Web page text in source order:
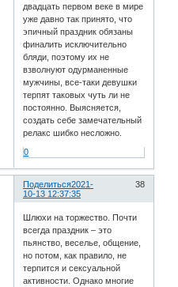
двадцать первом веке в мире
уже давно так принято, что
эпичный праздник обязаны
финалить исключительно
бляди, поэтому их не
взволнуют одурманенные
мужчины, все-таки девушки
терпят таковых чуть ли не
постоянно. Выясняется,
создать себе замечательный
релакс шибко несложно.
0
Поделиться 38
2021-
10-13 12:37:35
Шлюхи на торжество. Почти
всегда праздник – это
пьянство, веселье, общение,
но потом, как правило, не
терпится и сексуальной
активности. Однако многие